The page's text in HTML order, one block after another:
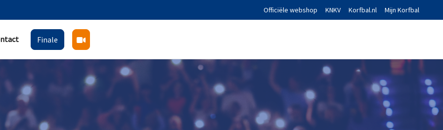
Officiële webshop KNKV Korfbal.nl Mijn Korfbal
Finale